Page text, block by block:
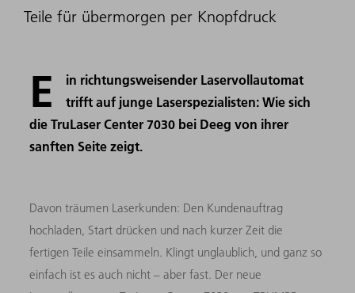
Teile für übermorgen per Knopfdruck
E
in richtungsweisender Laservollautomat
trifft auf junge Laserspezialisten: Wie sich
die TruLaser Center 7030 bei Deeg von ihrer
sanften Seite zeigt.
Davon träumen Laserkunden: Den Kundenauftrag
hochladen, Start drücken und nach kurzer Zeit die
fertigen Teile einsammeln. Klingt unglaublich, und ganz so
einfach ist es auch nicht – aber fast. Der neue